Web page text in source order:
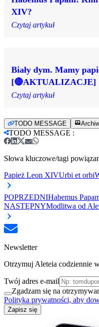
XIV?
Czytaj artykuł
Biały dym. Mamy
[🔴AKTUALIZACJE]
Czytaj artykuł
TODO MESSAGE
TODO MESSAGE :
Słowa kluczowe/tagi
Papież Leon XIVUrbi et orbi
POPRZEDNIHabemus
NASTĘPNYModlitwa od
Newsletter
Otrzymuj Aleteia codziennie
Twój adres e-mail
Zgadzam się na
Polityka prywatności, aby
Zapisz się